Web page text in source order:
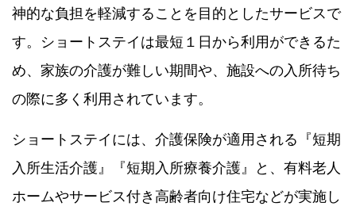
神的な負担を軽減することを目的としたサービスで
す。ショートステイは最短１日から利用ができるた
め、家族の介護が難しい期間や、施設への入所待ち
の際に多く利用されています。
ショートステイには、介護保険が適用される『短期
入所生活介護』『短期入所療養介護』と、有料老人
ホームやサービス付き高齢者向け住宅などが実施し